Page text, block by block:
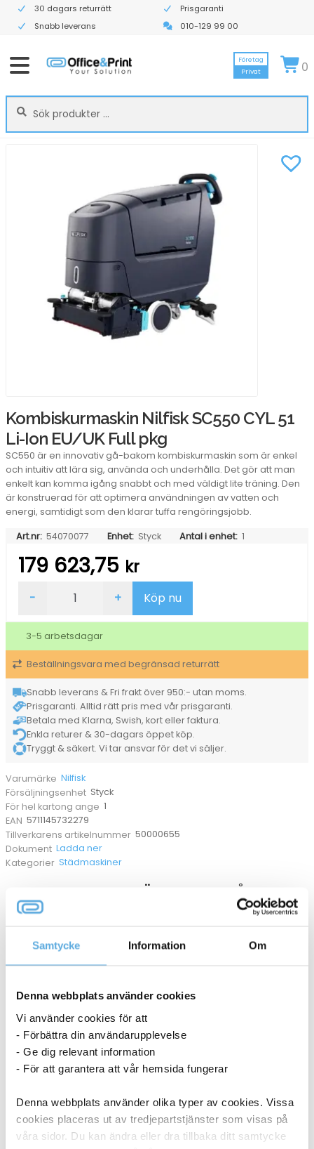
Samtycke Information Om
Denna webbplats använder cookies
Vi använder cookies för att
- Förbättra din användarupplevelse
- Ge dig relevant information
- För att garantera att vår hemsida fungerar
Denna webbplats använder olika typer av cookies. Vissa
cookies placeras ut av tredjepartstjänster som visas på
våra sidor. Du kan ändra eller dra tillbaka ditt samtycke
30 dagars returrätt
Prisgaranti
Snabb leverans
010-129 99 00
Sök
efter:
Sök
Företag
Privat
0
Kombiskurmaskin Nilfisk SC550 CYL 51
Li-Ion EU/UK Full pkg
SC550 är en innovativ gå-bakom kombiskurmaskin som är enkel
och intuitiv att lära sig, använda och underhålla. Det gör att man
enkelt kan komma igång snabbt och med väldigt lite träning. Den
är konstruerad för att optimera användningen av vatten och
energi, samtidigt som den klarar tuffa rengöringsjobb.
Art.nr: 54070077 Enhet: Styck Antal i enhet: 1
179 623,75 kr
Nilfisk
CYL
51
Li-
Ion
EU/UK
Full
pkg
mängd
- + Köp nu
3-5 arbetsdagar
Beställningsvara med begränsad returrätt
Snabb leverans & Fri frakt över 950:- utan moms.
Prisgaranti. Alltid rätt pris med vår prisgaranti.
Betala med Klarna, Swish, kort eller faktura.
Enkla returer & 30-dagars öppet köp.
Tryggt & säkert. Vi tar ansvar för det vi säljer.
Varumärke Nilfisk
Försäljningsenhet Styck
För hel kartong ange 1
EAN 5711145732279
Tillverkarens artikelnummer 50000655
Dokument Ladda ner
Kategorier Städmaskiner
ANDRA KÖPTE OCKSÅ